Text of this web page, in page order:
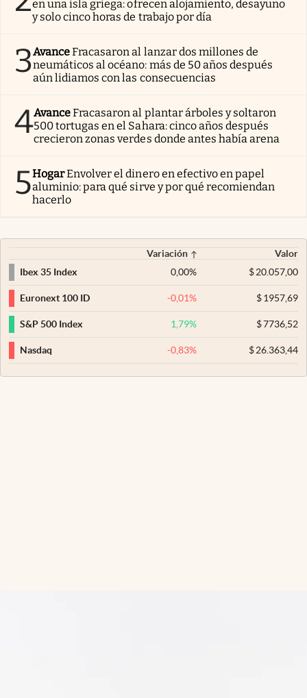
en una isla griega: ofrecen alojamiento, desayuno
y solo cinco horas de trabajo por día
3AvanceFracasaron al lanzar dos millones de
neumáticos al océano: más de 50 años después
aún lidiamos con las consecuencias
4AvanceFracasaron al plantar árboles y soltaron
500 tortugas en el Sahara: cinco años después
crecieron zonas verdes donde antes había arena
5HogarEnvolver el dinero en efectivo en papel
aluminio: para qué sirve y por qué recomiendan
hacerlo
Variación
Valor
Ibex 35 Index
0,00% $20.057,00
Euronext 100 ID -0,01% $1957,69
S&P 500 Index 1,79% $7736,52
Nasdaq -0,83% $26.363,44